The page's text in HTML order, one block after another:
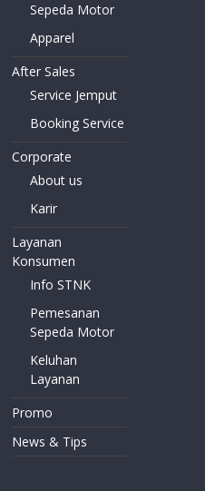
Sepeda Motor
Apparel
After Sales
Service Jemput
Booking Service
Corporate
About us
Karir
Layanan
Konsumen
Info STNK
Pemesanan
Sepeda Motor
Keluhan
Layanan
Promo
News & Tips